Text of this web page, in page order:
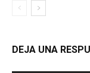
DEJA UNA